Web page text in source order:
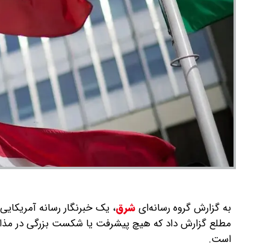
به گزارش گروه رسانه‌ایشرق، یک خبرنگار رسانه
مطلع گزارش داد که هیچ پیشرفت یا شکست بزرگی در
است.